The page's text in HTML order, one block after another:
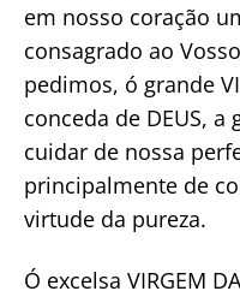
em nosso coração
consagrado ao
pedimos, ó grande
conceda de DEUS,
cuidar de nossa
principalmente de
virtude da pureza.
Ó excelsa VIRGEM